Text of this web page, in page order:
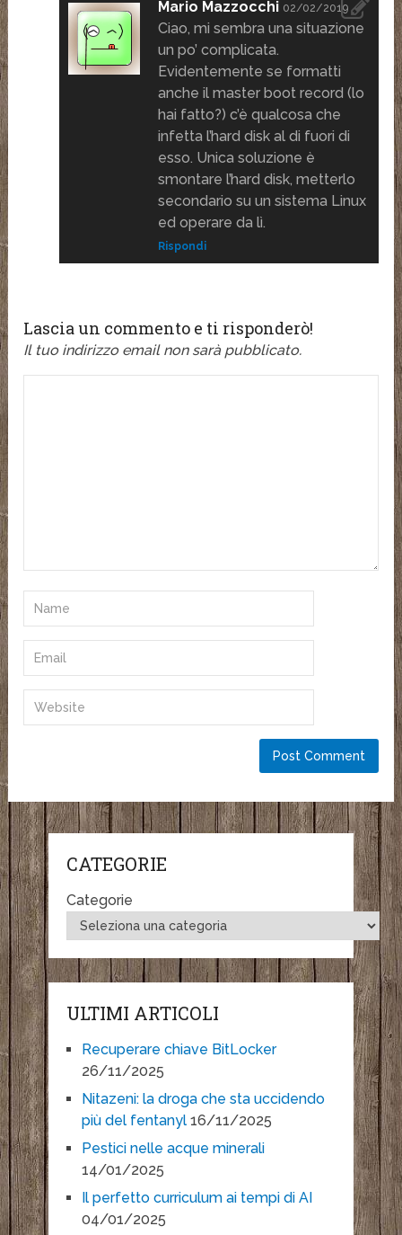
Mario Mazzocchi 02/02/2019
Ciao, mi sembra una situazione
un po’ complicata.
Evidentemente se formatti
anche il master boot record (lo
hai fatto?) c’è qualcosa che
infetta l’hard disk al di fuori di
esso. Unica soluzione è
smontare l’hard disk, metterlo
secondario su un sistema Linux
ed operare da lì.
Rispondi
Lascia un commento e ti risponderò!
Il tuo indirizzo email non sarà pubblicato.
CATEGORIE
Categorie
ULTIMI ARTICOLI
Recuperare chiave BitLocker
26/11/2025
Nitazeni: la droga che sta uccidendo
più del fentanyl 16/11/2025
Pestici nelle acque minerali
14/01/2025
Il perfetto curriculum ai tempi di AI
04/01/2025